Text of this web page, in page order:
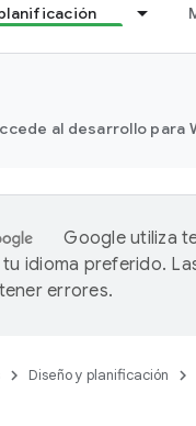
al desarrollo para
Google utiliza
idioma preferido.
errores.
Diseño y planificación